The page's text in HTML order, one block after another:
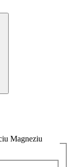
Magneziu